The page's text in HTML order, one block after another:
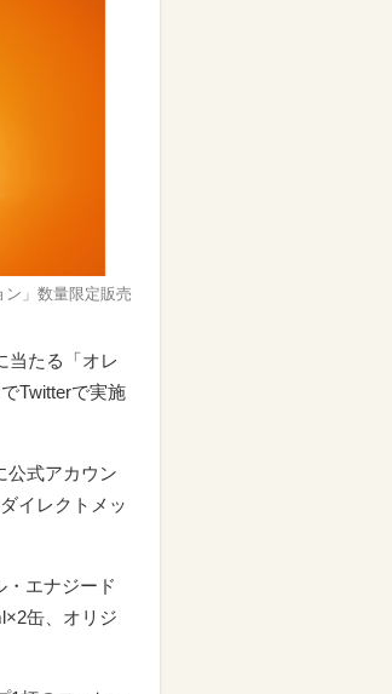
」数量限定販売
当たる「オレ
Twitterで実施
公式アカウン
イレクトメッ
エナジード
缶、オリジ